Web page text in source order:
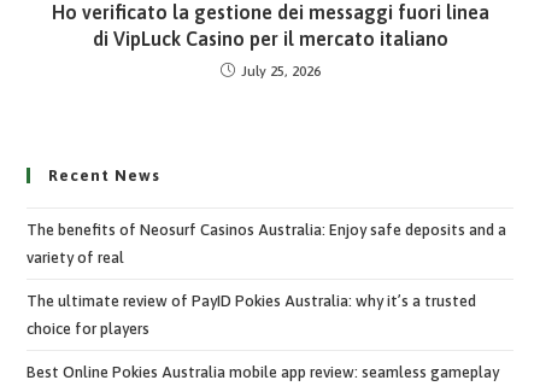
Ho verificato la gestione dei messaggi fuori linea
di VipLuck Casino per il mercato italiano
July 25, 2026
Recent News
The benefits of Neosurf Casinos Australia: Enjoy safe deposits and a
variety of real
The ultimate review of PayID Pokies Australia: why it’s a trusted
choice for players
Best Online Pokies Australia mobile app review: seamless gameplay